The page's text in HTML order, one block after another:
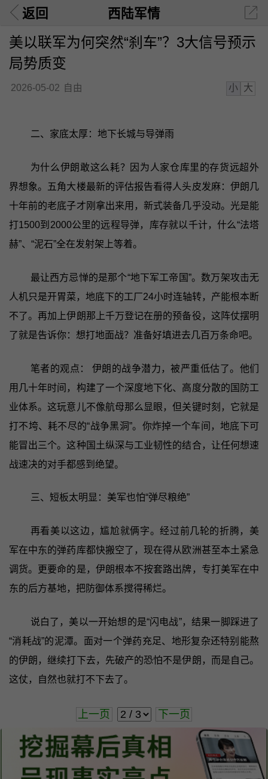
返回 西陆军情
美以联军为何突然“刹车”？3大信号预示
局势质变
2026-05-02 自由 小 大
二、家底太厚：地下长城与导弹雨
为什么伊朗敢这么耗？因为人家仓库里的存货远超外
界想象。五角大楼最新的评估报告看得人头皮发麻：伊朗几
十年前的老底子才刚拿出来用，新式装备几乎没动。光是能
打1500到2000公里的远程导弹，库存就以千计，什么“法塔
赫”、“泥石”全在发射架上等着。
最让西方忌惮的是那个“地下军工帝国”。数万架攻击无
人机只是开胃菜，地底下的工厂24小时连轴转，产能根本断
不了。再加上伊朗那上千万登记在册的预备役，这阵仗摆明
了就是告诉你：想打地面战？准备好填进去几百万条命吧。
笔者的观点： 伊朗的战争潜力，被严重低估了。他们
用几十年时间，构建了一个深度地下化、高度分散的国防工
业体系。这玩意儿不像航母那么显眼，但关键时刻，它就是
打不垮、耗不尽的“战争黑洞”。你炸掉一个车间，地底下可
能冒出三个。这种国土纵深与工业韧性的结合，让任何想速
战速决的对手都感到绝望。
三、短板太明显：美军也怕“弹尽粮绝”‍
再看美以这边，尴尬就俩字。经过前几轮的折腾，美
军在中东的弹药库都快搬空了，现在得从欧洲甚至本土紧急
调货。更要命的是，伊朗根本不按套路出牌，专打美军在中
东的后方基地，把防御体系搅得稀烂。
说白了，美以一开始想的是“闪电战”，结果一脚踩进了
“消耗战”的泥潭。面对一个弹药充足、地形复杂还特别能熬
的伊朗，继续打下去，先破产的恐怕不是伊朗，而是自己。
这仗，自然也就打不下去了。
上一页 下一页